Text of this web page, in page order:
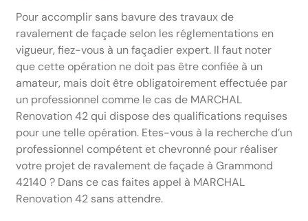
Pour accomplir sans bavure des travaux de
ravalement de façade selon les réglementations en
vigueur, fiez-vous à un façadier expert. Il faut noter
que cette opération ne doit pas être confiée à un
amateur, mais doit être obligatoirement effectuée par
un professionnel comme le cas de MARCHAL
Renovation 42 qui dispose des qualifications requises
pour une telle opération. Etes-vous à la recherche d’un
professionnel compétent et chevronné pour réaliser
votre projet de ravalement de façade à Grammond
42140 ? Dans ce cas faites appel à MARCHAL
Renovation 42 sans attendre.